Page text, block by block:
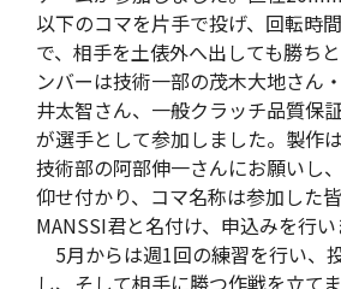
以下のコマを片手で投げ、回転時
で、相手を土俵外へ出しても勝ち
ンバーは技術一部の茂木大地さん
井太智さん、一般クラッチ品質保
が選手として参加しました。製作
技術部の阿部伸一さんにお願いし
仰せ付かり、コマ名称は参加した
MANSSI君と名付け、申込みを行い
5月からは週1回の練習を行い、
し、そして相手に勝つ作戦を立て